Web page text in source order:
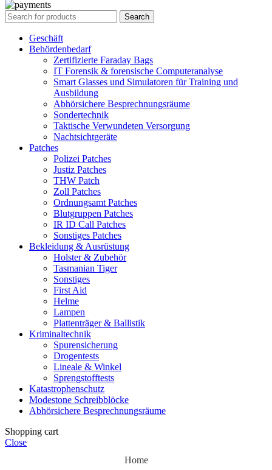
Search
Geschäft
Behördenbedarf
Zertifizierte Faraday Bags
IT Forensik & forensische Computeranalyse
Smart Glasses und Simulatoren für Training und
Ausbildung
Abhörsichere Besprechnungsräume
Sondertechnik
Taktische Verwundeten Versorgung
Nachtsichtgeräte
Patches
Polizei Patches
Justiz Patches
THW Patch
Zoll Patches
Ordnungsamt Patches
Blutgruppen Patches
IR ID Call Patches
Sonstiges Patches
Bekleidung & Ausrüstung
Holster & Zubehör
Tasmanian Tiger
Sonstiges
First Aid
Helme
Lampen
Plattenträger & Ballistik
Kriminaltechnik
Spurensicherung
Drogentests
Lineale & Winkel
Sprengstofftests
Katastrophenschutz
Modestone Schreibblöcke
Abhörsichere Besprechnungsräume
Shopping cart
Close
Home